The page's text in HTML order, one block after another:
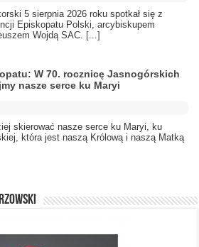
5 sierpnia 2026 roku spotkał się z
Episkopatu Polski, arcybiskupem
Wojdą SAC. [...]
W 70. rocznicę Jasnogórskich
nasze serce ku Maryi
skierować nasze serce ku Maryi, ku
która jest naszą Królową i naszą Matką